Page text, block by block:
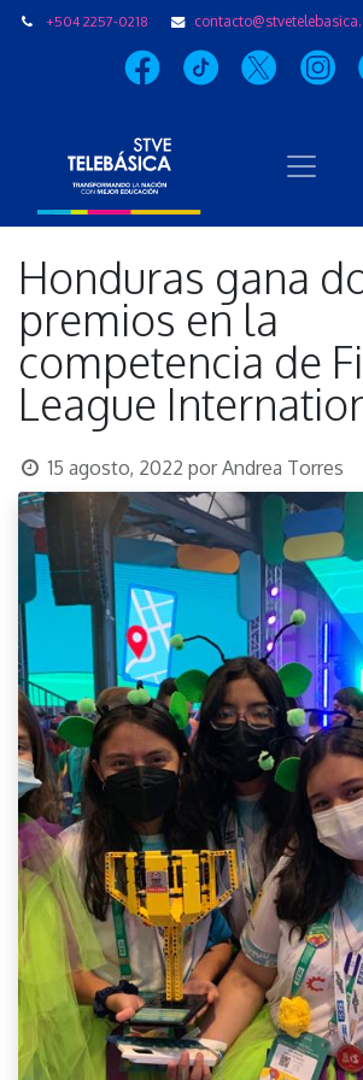
+504 2257-0218
Honduras gana
premios en la
competencia de
League
15 agosto, 2022 porAndrea Torres